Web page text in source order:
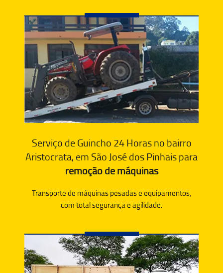
Serviço de Guincho 24 Horas no bairro
Aristocrata, em São José dos Pinhais para
remoção de máquinas
Transporte de máquinas pesadas e equipamentos,
com total segurança e agilidade.